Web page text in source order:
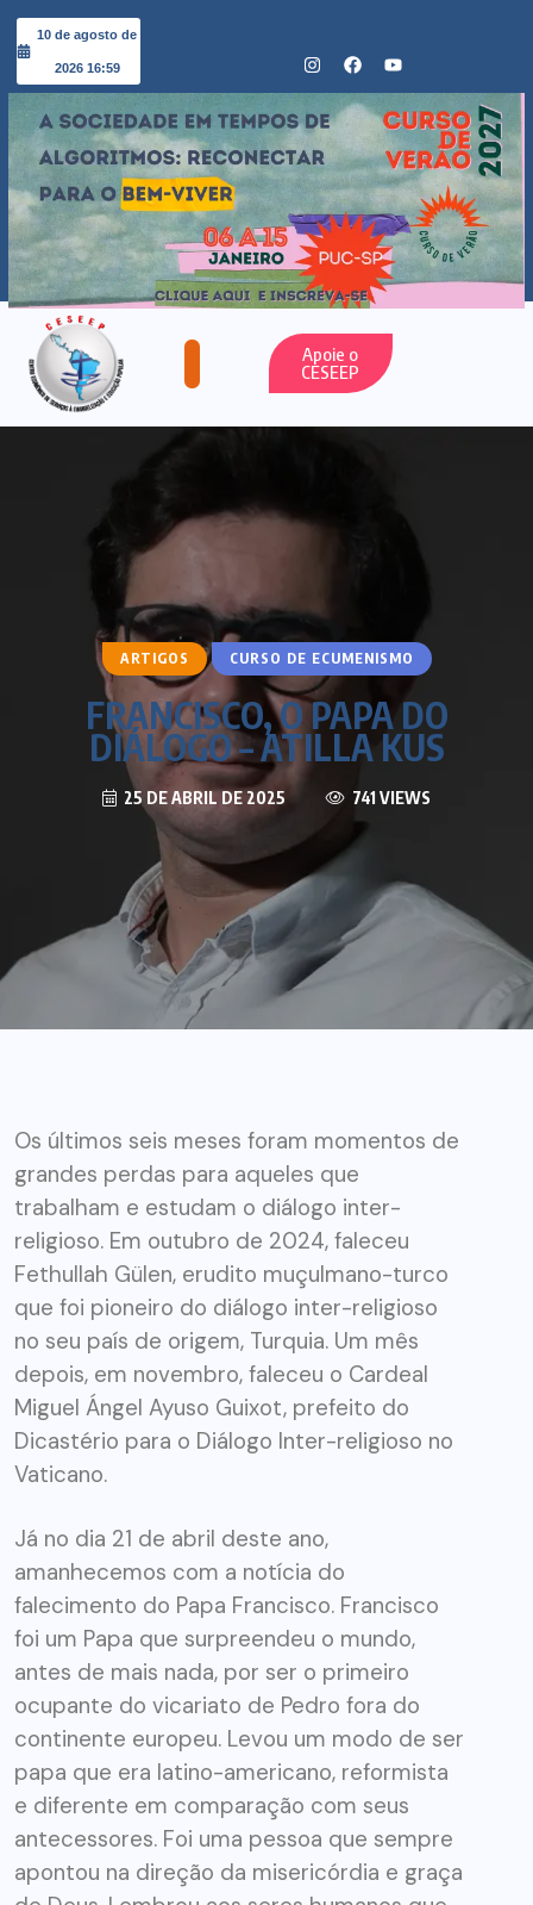
10 de agosto de
2026 16:59
Apoie o
CESEEP
ARTIGOS CURSO DE ECUMENISMO
FRANCISCO, O PAPA DO
DIÁLOGO – ATILLA KUS
25 DE ABRIL DE 2025 741 VIEWS
Os últimos seis meses foram momentos de
grandes perdas para aqueles que
trabalham e estudam o diálogo inter-
religioso. Em outubro de 2024, faleceu
Fethullah Gülen, erudito muçulmano-turco
que foi pioneiro do diálogo inter-religioso
no seu país de origem, Turquia. Um mês
depois, em novembro, faleceu o Cardeal
Miguel Ángel Ayuso Guixot, prefeito do
Dicastério para o Diálogo Inter-religioso no
Vaticano.
Já no dia 21 de abril deste ano,
amanhecemos com a notícia do
falecimento do Papa Francisco. Francisco
foi um Papa que surpreendeu o mundo,
antes de mais nada, por ser o primeiro
ocupante do vicariato de Pedro fora do
continente europeu. Levou um modo de ser
papa que era latino-americano, reformista
e diferente em comparação com seus
antecessores. Foi uma pessoa que sempre
apontou na direção da misericórdia e graça